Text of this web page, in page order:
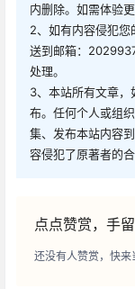
内删除。如需体验
2、如有内容侵犯您
送到邮箱：
处理。
3、本站所有文章，
布。任何个人或组
集、发布本站内容
容侵犯了原著者的
点点赞赏，手
还没有人赞赏，快来